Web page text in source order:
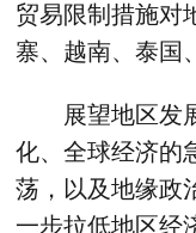
贸易限制措施对
寨、越南、泰国
展望地区发展
化、全球经济的
荡，以及地缘政
一步拉低地区经